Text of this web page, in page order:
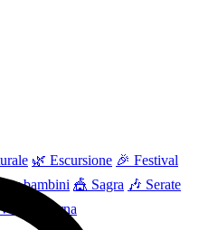
🌿 Escursione 🎉 Festival
Per bambini 🎪 Sagra 🎶 Serate
Notturna